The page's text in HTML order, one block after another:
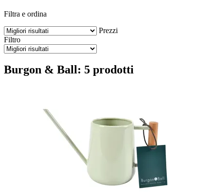
Filtra e ordina
Prezzi
Filtro
Burgon & Ball: 5 prodotti